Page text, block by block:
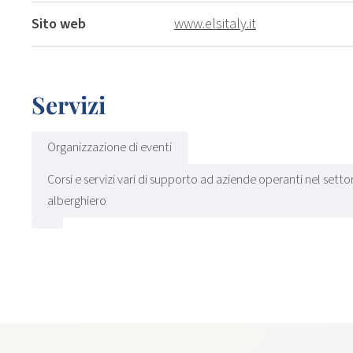
Sito web www.elsitaly.it
Servizi
Organizzazione di eventi
Corsi e servizi vari di supporto ad aziende operanti nel
alberghiero